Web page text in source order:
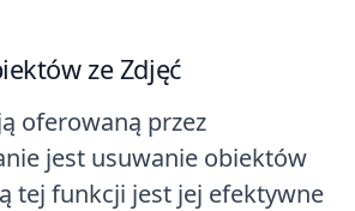
ze Zdjęć
oferowaną przez
jest usuwanie obiektów
tej funkcji jest jej efektywne